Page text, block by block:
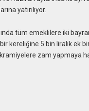
yatırılıyor.
tüm emeklilere iki
kereliğine 5 bin liralık ek
ikramiyelere zam yapmaya